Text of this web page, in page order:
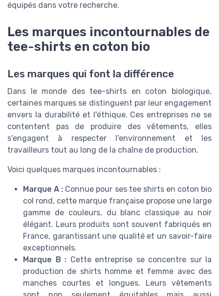
équipés dans votre recherche.
Les marques incontournables de
tee-shirts en coton bio
Les marques qui font la différence
Dans le monde des tee-shirts en coton biologique,
certaines marques se distinguent par leur engagement
envers la durabilité et l'éthique. Ces entreprises ne se
contentent pas de produire des vêtements, elles
s'engagent à respecter l'environnement et les
travailleurs tout au long de la chaîne de production.
Voici quelques marques incontournables :
Marque A : Connue pour ses tee shirts en coton bio
col rond, cette marque française propose une large
gamme de couleurs, du blanc classique au noir
élégant. Leurs produits sont souvent fabriqués en
France, garantissant une qualité et un savoir-faire
exceptionnels.
Marque B : Cette entreprise se concentre sur la
production de shirts homme et femme avec des
manches courtes et longues. Leurs vêtements